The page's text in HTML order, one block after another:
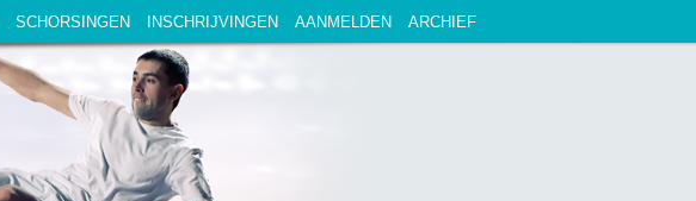
SCHORSINGEN INSCHRIJVINGEN AANMELDEN ARCHIEF